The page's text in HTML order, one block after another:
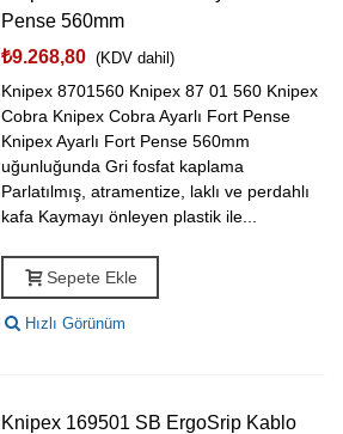
Pense 560mm
₺9.268,80 (KDV dahil)
Knipex 8701560 Knipex 87 01 560 Knipex
Cobra Knipex Cobra Ayarlı Fort Pense
Knipex Ayarlı Fort Pense 560mm
uğunluğunda Gri fosfat kaplama
Parlatılmış, atramentize, laklı ve perdahlı
kafa Kaymayı önleyen plastik ile...
Sepete Ekle
Hızlı Görünüm
Knipex 169501 SB ErgoSrip Kablo